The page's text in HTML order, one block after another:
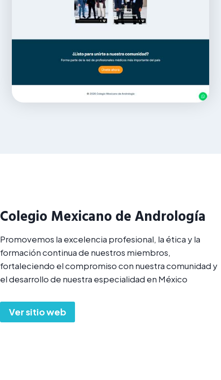
Colegio Mexicano de Andrología
Promovemos la excelencia profesional, la ética y la
formación continua de nuestros miembros,
fortaleciendo el compromiso con nuestra comunidad y
el desarrollo de nuestra especialidad en México
Ver sitio web